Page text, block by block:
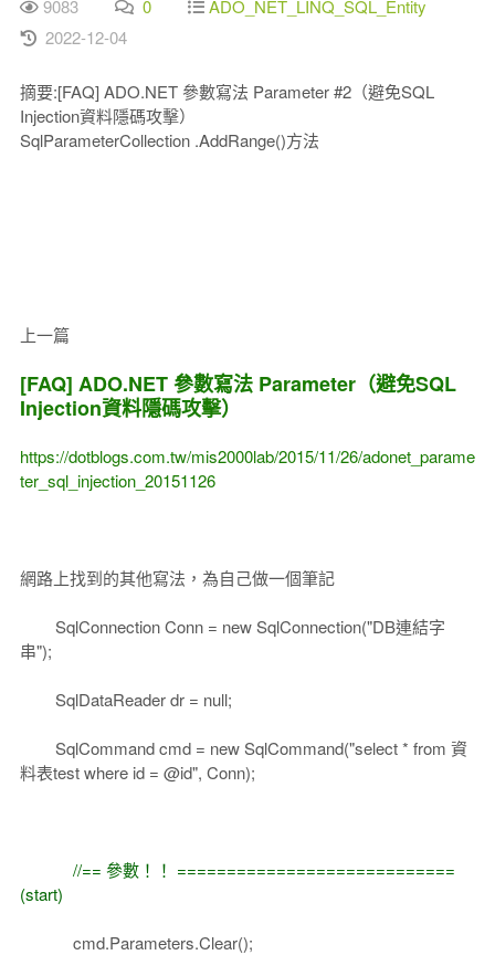
9083 0
ADO_NET_LINQ_SQL_Entity
2022-12-04
摘要:[FAQ] ADO.NET 參數寫法 Parameter #2（避免SQL
Injection資料隱碼攻擊）
SqlParameterCollection .AddRange()方法
上一篇
[FAQ] ADO.NET 參數寫法 Parameter（避免SQL
Injection資料隱碼攻擊）
https://dotblogs.com.tw/mis2000lab/2015/11/26/adonet_parame
ter_sql_injection_20151126
網路上找到的其他寫法，為自己做一個筆記
SqlConnection Conn = new SqlConnection("DB連結字
串");
SqlDataReader dr = null;
SqlCommand cmd = new SqlCommand("select * from 資
料表test where id = @id", Conn);
//== 參數！！ ============================
(start)
cmd.Parameters.Clear();